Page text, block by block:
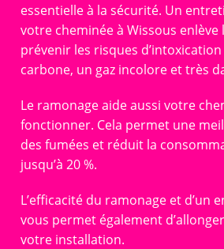
essentielle à la sécurité. Un
votre cheminée à Wissous enlève
prévenir les risques
carbone, un gaz incolore et très
Le ramonage aide aussi votre
fonctionner. Cela permet une
des fumées et réduit la
jusqu’à 20 %.
L’efficacité du ramonage et d’un
vous permet également
votre installation.